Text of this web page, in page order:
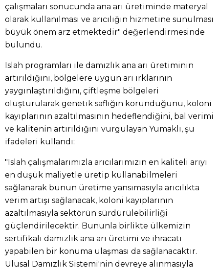
çalışmaları sonucunda ana arı üretiminde materyal
olarak kullanılması ve arıcılığın hizmetine sunulması
büyük önem arz etmektedir" değerlendirmesinde
bulundu.
Islah programları ile damızlık ana arı üretiminin
artırıldığını, bölgelere uygun arı ırklarının
yaygınlaştırıldığını, çiftleşme bölgeleri
oluşturularak genetik saflığın korunduğunu, koloni
kayıplarının azaltılmasının hedeflendiğini, bal verimi
ve kalitenin artırıldığını vurgulayan Yumaklı, şu
ifadeleri kullandı:
"Islah çalışmalarımızla arıcılarımızın en kaliteli arıyı
en düşük maliyetle üretip kullanabilmeleri
sağlanarak bunun üretime yansımasıyla arıcılıkta
verim artışı sağlanacak, koloni kayıplarının
azaltılmasıyla sektörün sürdürülebilirliği
güçlendirilecektir. Bununla birlikte ülkemizin
sertifikalı damızlık ana arı üretimi ve ihracatı
yapabilen bir konuma ulaşması da sağlanacaktır.
Ulusal Damızlık Sistemi'nin devreye alınmasıyla